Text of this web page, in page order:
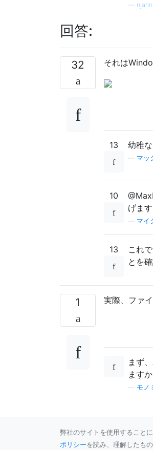
回答:
32 それは
13 幼稚な
マッ
10
げま
マイ
13
これ
とを
1 実際、ファ
まず
ます
モノ
弊社のサイトを使用すること
ポリシーを読み、理解したも